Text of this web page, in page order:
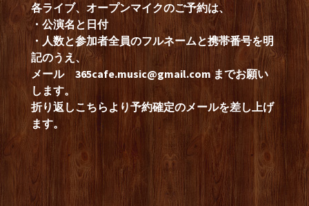
各ライブ、オープンマイクのご予約は、
・公演名と日付
・人数と参加者全員のフルネームと携帯番号を明
記のうえ、
メール 365cafe.music@gmail.comまでお願い
します。
折り返しこちらより予約確定のメールを差し上げ
ます。